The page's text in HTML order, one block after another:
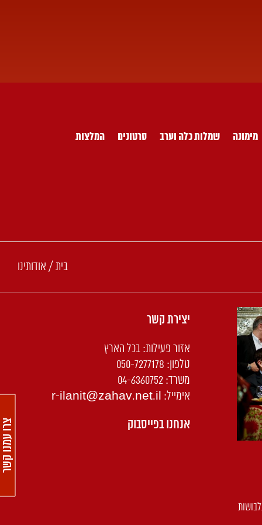
מימונה שמלות כלה וערב סרטונים המלצות
בית / אודותינו
יצירת קשר
אזור פעילות: בכל הארץ
טלפון: 050-7277178
משרד: 04-6360752
אימייל: r-ilanit@zahav.net.il
אנחנו בפייסבוק צרו עמנו קשר